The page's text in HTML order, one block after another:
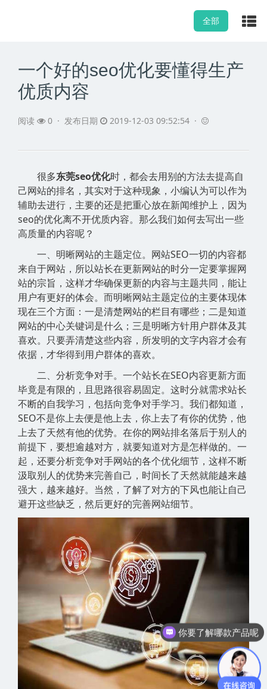
全部
一个好的seo优化要懂得生产
优质内容
阅读 0 · 发布日期 2019-12-03 09:52:54 ·
很多东莞seo优化时，都会去用别的方法去提高自
己网站的排名，其实对于这种现象，小编认为可以作为
辅助去进行，主要的还是把重心放在新闻维护上，因为
seo的优化离不开优质内容。那么我们如何去写出一些
高质量的内容呢？
一、明晰网站的主题定位。网站SEO一切的内容都
来自于网站，所以站长在更新网站的时分一定要掌握网
站的宗旨，这样才华确保更新的内容与主题共同，能让
用户有更好的体会。而明晰网站主题定位的主要体现体
现在三个方面：一是清楚网站的栏目有哪些；二是知道
网站的中心关键词是什么；三是明晰方针用户群体及其
喜欢。只要弄清楚这些内容，所发明的文字内容才会有
依据，才华得到用户群体的喜欢。
二、分析竞争对手。一个站长在SEO内容更新方面
毕竟是有限的，且思路很容易固定。这时分就需求站长
不断的自我学习，包括向竞争对手学习。我们都知道，
SEO不是你上去便是他上去，你上去了有你的优势，他
上去了天然有他的优势。在你的网站排名落后于别人的
前提下，要想逾越对方，就要知道对方是怎样做的。一
起，还要分析竞争对手网站的各个优化细节，这样不断
汲取别人的优势来完善自己，时间长了天然就能越来越
强大，越来越好。当然，了解了对方的下风也能让自己
避开这些缺乏，然后更好的完善网站细节。
你要了解哪款产品呢